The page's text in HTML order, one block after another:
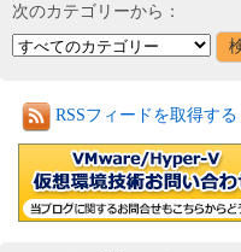
次のカテゴリーから：
RSSフィードを取得する